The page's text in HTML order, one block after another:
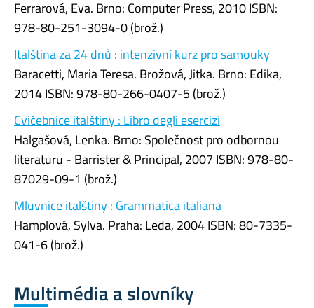
Ferrarová, Eva. Brno: Computer Press, 2010 ISBN:
978-80-251-3094-0 (brož.)
Italština za 24 dnů : intenzivní kurz pro samouky
Baracetti, Maria Teresa. Brožová, Jitka. Brno: Edika,
2014 ISBN: 978-80-266-0407-5 (brož.)
Cvičebnice italštiny : Libro degli esercizi
Halgašová, Lenka. Brno: Společnost pro odbornou
literaturu - Barrister & Principal, 2007 ISBN: 978-80-
87029-09-1 (brož.)
Mluvnice italštiny : Grammatica italiana
Hamplová, Sylva. Praha: Leda, 2004 ISBN: 80-7335-
041-6 (brož.)
Multimédia a slovníky